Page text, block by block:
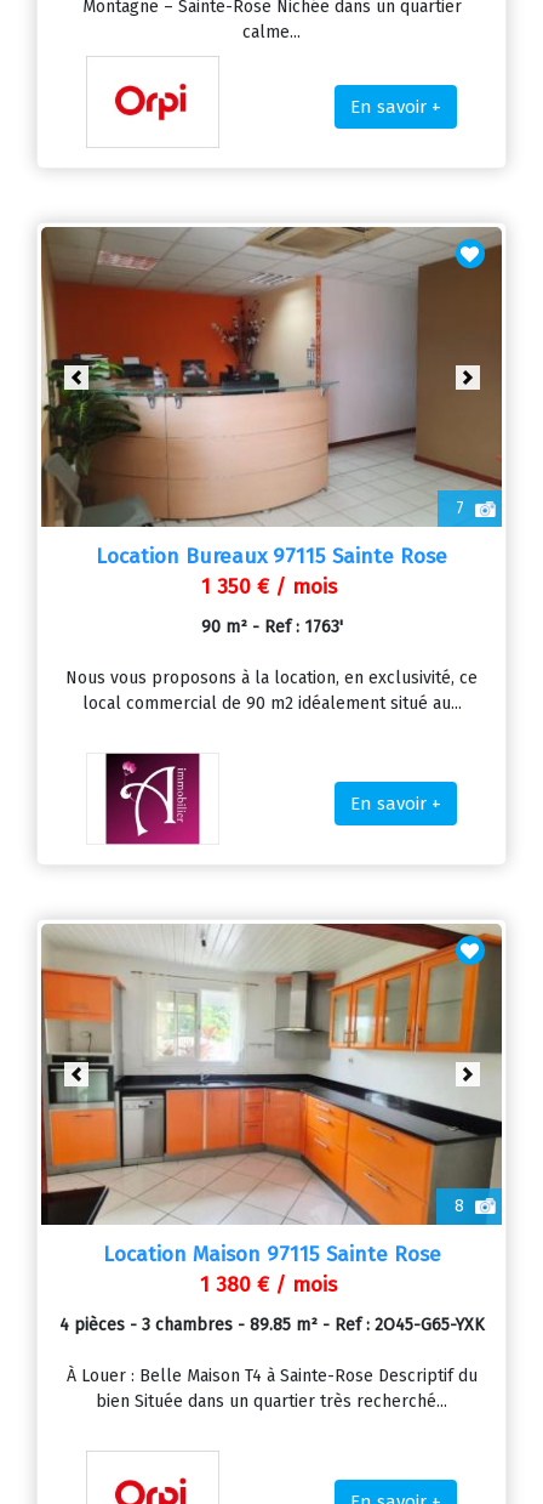
Montagne – Sainte-Rose Nichée dans un quartier
calme...
En savoir +
7
Previous Next
Location Bureaux 97115 Sainte Rose
1 350 € / mois
90 m² - Ref : 1763'
Nous vous proposons à la location, en exclusivité, ce
local commercial de 90 m2 idéalement situé au...
En savoir +
8
Previous Next
Location Maison 97115 Sainte Rose
1 380 € / mois
4 pièces - 3 chambres - 89.85 m² - Ref : 2O45-G65-YXK
À Louer : Belle Maison T4 à Sainte-Rose Descriptif du
bien Située dans un quartier très recherché...